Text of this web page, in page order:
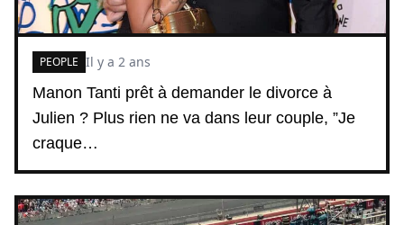
Manon Tanti prêt à demander le divorce à
Julien ? Plus rien ne va dans leur couple, ”Je
craque…
PEOPLE Il y a 2 ans